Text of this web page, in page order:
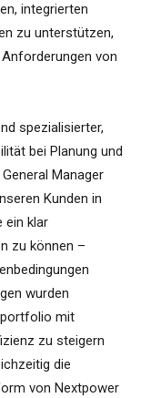
integrierten
zu unterstützen,
von
spezialisierter,
bei Planung und
Manager
Kunden in
ein klar
zu können –
wurden
mit
zu steigern
die
von Nextpower